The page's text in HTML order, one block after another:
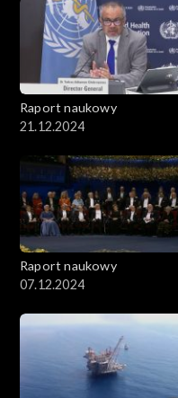
Raport naukowy
21.12.2024
Raport naukowy
07.12.2024